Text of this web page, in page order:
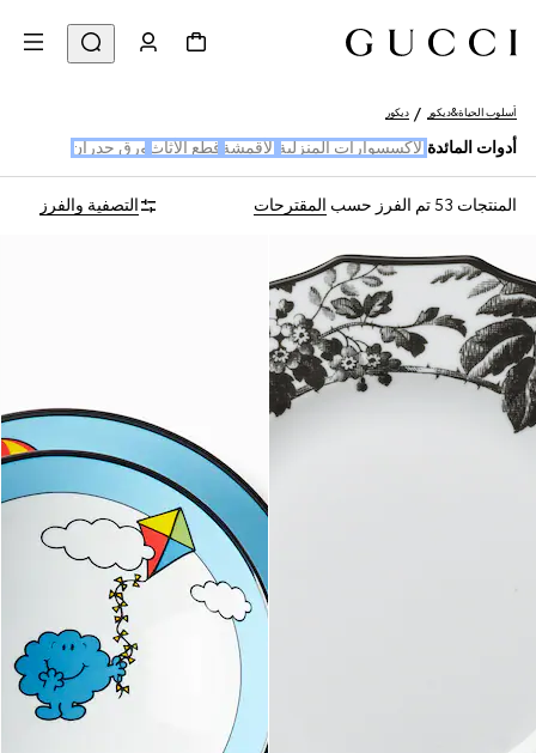
أسلوب الحياة&ديكور ديكور
أدوات المائدة الإكسسوارات المنزلية الأقمشة قطع الأثاث ورق جدران
المنتجات 53 تم الفرز حسب المقترحات التصفية والفرز